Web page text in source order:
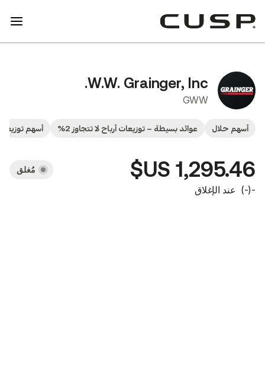
W.W. Grainger,
بسيطة – توزيعات أرباح لا تتجاوز 2% أسهم توزيعات الأرباح أسهم